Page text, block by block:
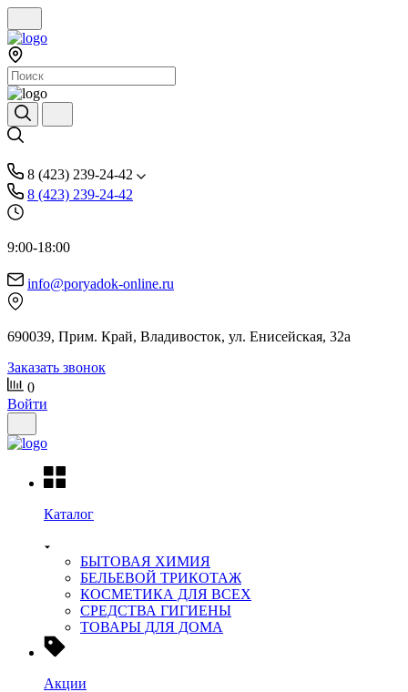
8 (423) 239-24-42
8 (423) 239-24-42
9:00-18:00
info@poryadok-online.ru
690039, Прим. Край, Владивосток, ул. Енисейская, 32а
Заказать звонок
0
Войти
Каталог
БЫТОВАЯ ХИМИЯ
БЕЛЬЕВОЙ ТРИКОТАЖ
КОСМЕТИКА ДЛЯ ВСЕХ
СРЕДСТВА ГИГИЕНЫ
ТОВАРЫ ДЛЯ ДОМА
Акции